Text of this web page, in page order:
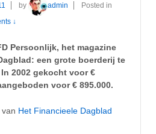
by admin
Posted in
↓
Persoonlijk, het magazine
een grote boerderij te
2002 gekocht voor €
voor € 895.000.
Het Financieele Dagblad